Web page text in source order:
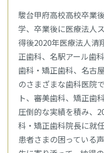
駿台甲府高校高校卒業
学、卒業後に医療法人
得後2020年医療法人清
正歯科、名駅アール歯
歯科・矯正歯科、名古
のさまざまな歯科医院
ト、審美歯科、矯正歯
圧倒的な実績を積み、
科・矯正歯科院長に就任
患者さまの困っている